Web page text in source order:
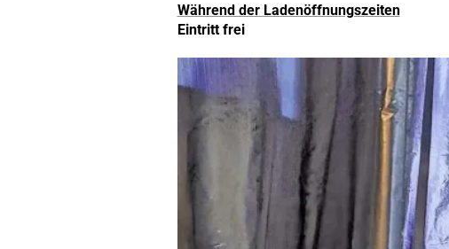
Während der Ladenöffnungszeiten
Eintritt frei